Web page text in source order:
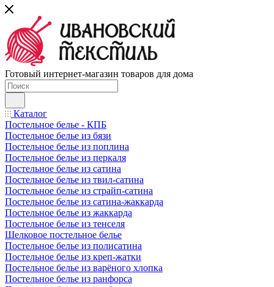
Готовый интернет-магазин товаров для дома
Каталог
Постельное белье - КПБ
Постельное белье из бязи
Постельное белье из поплина
Постельное белье из перкаля
Постельное белье из сатина
Постельное белье из твил-сатина
Постельное белье из страйп-сатина
Постельное белье из сатина-жаккарда
Постельное белье из жаккарда
Постельное белье из тенселя
Шелковое постельное белье
Постельное белье из полисатина
Постельное белье из креп-жатки
Постельное белье из варёного хлопка
Постельное белье из ранфорса